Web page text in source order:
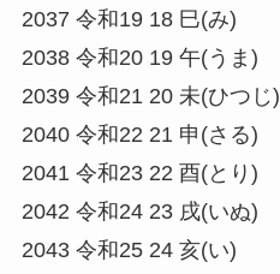
2037 令和19 18 巳(み)
2038 令和20 19 午(うま)
2039 令和21 20 未(ひつじ)
2040 令和22 21 申(さる)
2041 令和23 22 酉(とり)
2042 令和24 23 戌(いぬ)
2043 令和25 24 亥(い)